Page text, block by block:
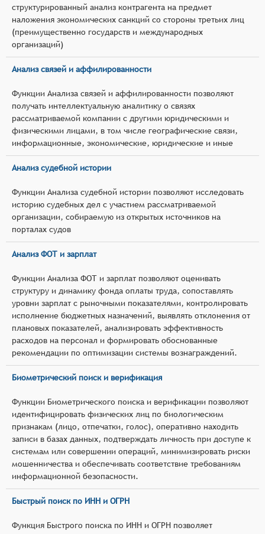
структурированный анализ контрагента на предмет
наложения экономических санкций со стороны третьих лиц
(преимущественно государств и международных
организаций)
Анализ связей и аффилированности
Функции Анализа связей и аффилированности позволяют
получать интеллектуальную аналитику о связях
рассматриваемой компании с другими юридическими и
физическими лицами, в том числе географические связи,
информационные, экономические, юридические и иные
Анализ судебной истории
Функции Анализа судебной истории позволяют исследовать
историю судебных дел с участием рассматриваемой
организации, собираемую из открытых источников на
порталах судов
Анализ ФОТ и зарплат
Функции Анализа ФОТ и зарплат позволяют оценивать
структуру и динамику фонда оплаты труда, сопоставлять
уровни зарплат с рыночными показателями, контролировать
исполнение бюджетных назначений, выявлять отклонения от
плановых показателей, анализировать эффективность
расходов на персонал и формировать обоснованные
рекомендации по оптимизации системы вознаграждений.
Биометрический поиск и верификация
Функции Биометрического поиска и верификации позволяют
идентифицировать физических лиц по биологическим
признакам (лицо, отпечатки, голос), оперативно находить
записи в базах данных, подтверждать личность при доступе к
системам или совершении операций, минимизировать риски
мошенничества и обеспечивать соответствие требованиям
информационной безопасности.
Быстрый поиск по ИНН и ОГРН
Функция Быстрого поиска по ИНН и ОГРН позволяет